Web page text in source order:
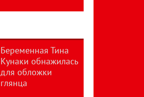
Беременная Тина
Кунаки обнажилась
для обложки
глянца